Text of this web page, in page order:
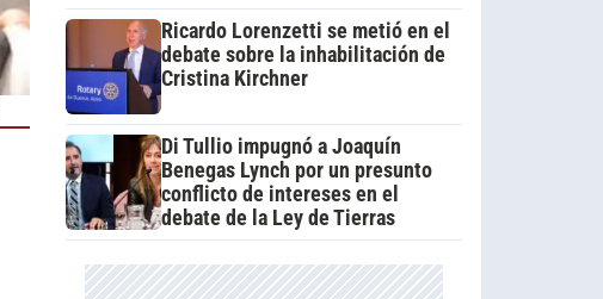
Ricardo Lorenzetti se metió en el
debate sobre la inhabilitación de
Cristina Kirchner
Di Tullio impugnó a Joaquín
Benegas Lynch por un presunto
conflicto de intereses en el
debate de la Ley de Tierras